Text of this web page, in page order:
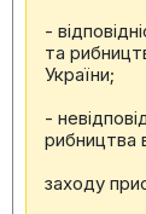
-
та
України;
-
рибництва
заходу